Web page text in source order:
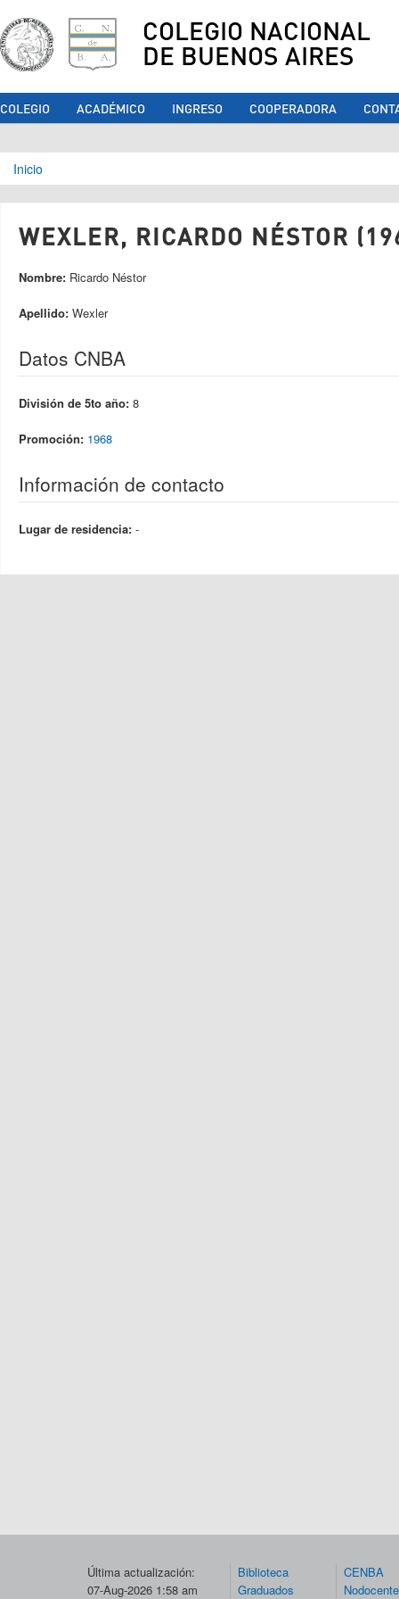
COLEGIO NACIONAL
DE BUENOS AIRES
COLEGIO ACADÉMICO INGRESO COOPERADORA
Se encuentra usted aquí
Inicio
WEXLER, RICARDO NÉSTOR
Nombre: Ricardo Néstor
Apellido: Wexler
Datos CNBA
División de 5to año: 8
Promoción: 1968
Información de contacto
Lugar de residencia: -
Última actualización:
07-Aug-2026 1:58 am
Biblioteca
Graduados
CENBA